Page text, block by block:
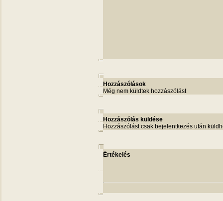
Hozzászólások
Még nem küldtek hozzászólást
Hozzászólás küldése
Hozzászólást csak bejelentkezés után
Értékelés